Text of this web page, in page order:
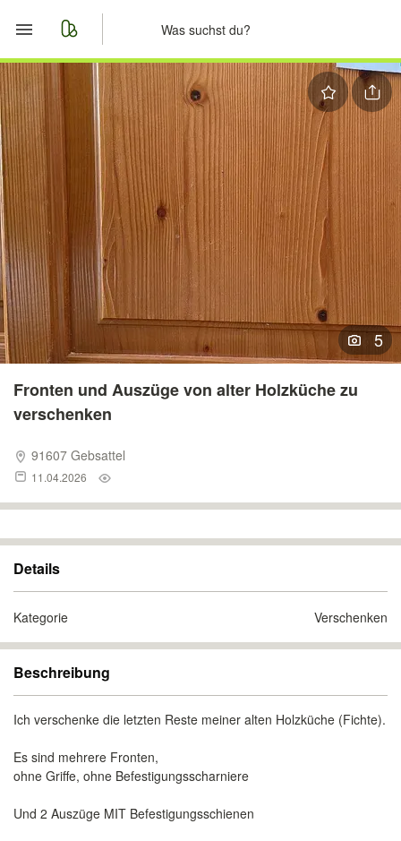
Start
Merkliste
Nachrichten
Anzeige aufgeben
5
Fronten und Auszüge von alter Holzküche zu
verschenken
91607 Gebsattel
11.04.2026
Details
Kategorie Verschenken
Beschreibung
Ich verschenke die letzten Reste meiner alten Holzküche (Fichte).
Es sind mehrere Fronten,
ohne Griffe, ohne Befestigungsscharniere
Und 2 Auszüge MIT Befestigungsschienen